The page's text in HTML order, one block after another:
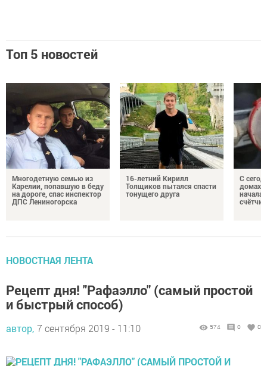
Топ 5 новостей
Многодетную семью из
Карелии, попавшую в беду
на дороге, спас инспектор
ДПС Лениногорска
16-летний Кирилл
Толщиков пытался спасти
тонущего друга
С
домах
НОВОСТНАЯ ЛЕНТА
Рецепт дня! "Рафаэлло" (самый простой
и быстрый способ)
автор, 7 сентября 2019 - 11:10 574 0 0